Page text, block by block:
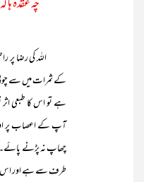
چہ عقدہ ہا
اللہ کی رضا پر
کے ثمرات میں سے
ہے تو اس کا طبعی اثر
آپ کے اعصاب پر
چھاپ نہ پڑنے پائے۔
طرف سے ہے اور اس سے